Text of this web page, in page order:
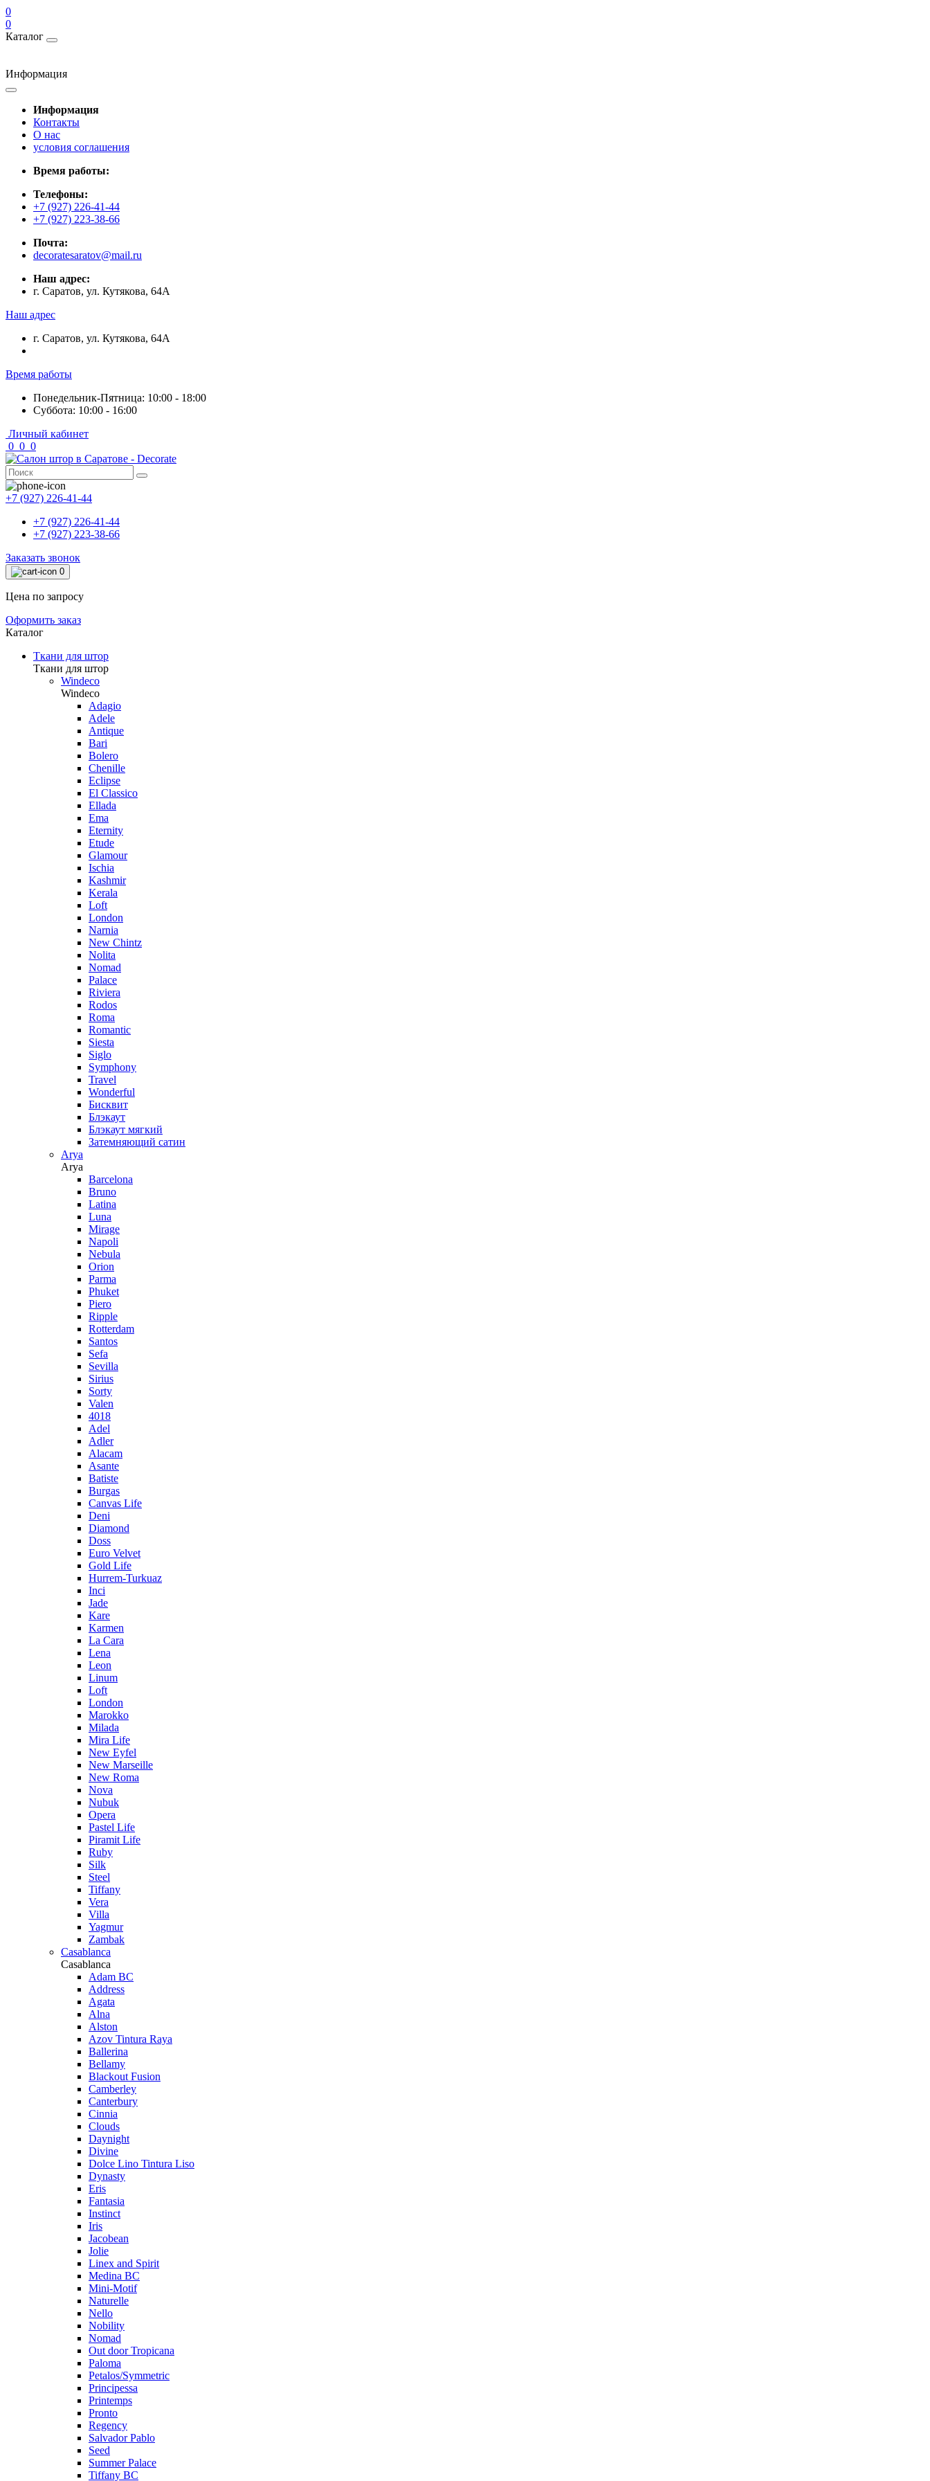
0
0
Каталог
Информация
Информация
Контакты
О нас
условия соглашения
Время работы:
Телефоны:
+7 (927) 226-41-44
+7 (927) 223-38-66
Почта:
decoratesaratov@mail.ru
Наш адрес:
г. Саратов, ул. Кутякова, 64А
Наш адрес
г. Саратов, ул. Кутякова, 64А
Время работы
Понедельник-Пятница: 10:00 - 18:00
Суббота: 10:00 - 16:00
Личный кабинет
0 0 0
+7 (927) 226-41-44
+7 (927) 226-41-44
+7 (927) 223-38-66
Заказать звонок
0
Цена по запросу
Оформить заказ
Каталог
Ткани для штор
Ткани для штор
Windeco
Windeco
Adagio
Adele
Antique
Bari
Bolero
Chenille
Eclipse
El Classico
Ellada
Ema
Eternity
Etude
Glamour
Ischia
Kashmir
Kerala
Loft
London
Narnia
New Chintz
Nolita
Nomad
Palace
Riviera
Rodos
Roma
Romantic
Siesta
Siglo
Symphony
Travel
Wonderful
Бисквит
Блэкаут
Блэкаут мягкий
Затемняющий сатин
Arya
Arya
Barcelona
Bruno
Latina
Luna
Mirage
Napoli
Nebula
Orion
Parma
Phuket
Piero
Ripple
Rotterdam
Santos
Sefa
Sevilla
Sirius
Sorty
Valen
4018
Adel
Adler
Alacam
Asante
Batiste
Burgas
Canvas Life
Deni
Diamond
Doss
Euro Velvet
Gold Life
Hurrem-Turkuaz
Inci
Jade
Kare
Karmen
La Cara
Lena
Leon
Linum
Loft
London
Marokko
Milada
Mira Life
New Eyfel
New Marseille
New Roma
Nova
Nubuk
Opera
Pastel Life
Piramit Life
Ruby
Silk
Steel
Tiffany
Vera
Villa
Yagmur
Zambak
Casablanca
Casablanca
Adam BC
Address
Agata
Alna
Alston
Azov Tintura Raya
Ballerina
Bellamy
Blackout Fusion
Camberley
Canterbury
Cinnia
Clouds
Daynight
Divine
Dolce Lino Tintura Liso
Dynasty
Eris
Fantasia
Instinct
Iris
Jacobean
Jolie
Linex and Spirit
Medina BC
Mini-Motif
Naturelle
Nello
Nobility
Nomad
Out door Tropicana
Paloma
Petalos/Symmetric
Principessa
Printemps
Pronto
Regency
Salvador Pablo
Seed
Summer Palace
Tiffany BC